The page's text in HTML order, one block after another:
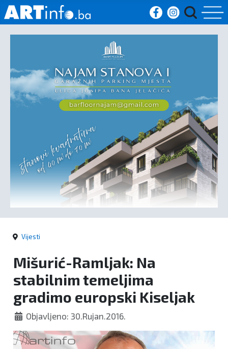
Vijesti
Sport
Crna
kronika
Politika
Vijesti
Mišurić-Ramljak: Na
stabilnim temeljima
gradimo europski Kiseljak
Objavljeno: 30.Rujan.2016.